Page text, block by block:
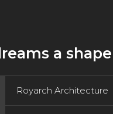
a
Royarch Architecture